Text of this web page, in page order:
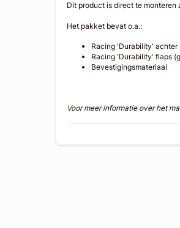
Dit product is direct te monteren
Het pakket bevat o.a.:
Racing 'Durability' achter
Racing 'Durability' flaps
Bevestigingsmateriaal
Voor meer informatie over het